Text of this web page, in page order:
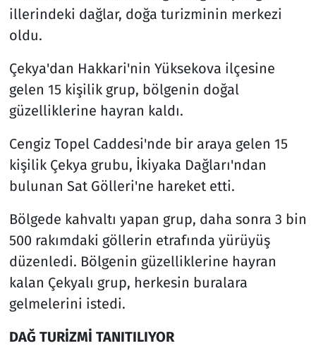
illerindeki dağlar, doğa turizminin merkezi
oldu.
Çekya'dan Hakkari'nin Yüksekova ilçesine
gelen 15 kişilik grup, bölgenin doğal
güzelliklerine hayran kaldı.
Cengiz Topel Caddesi'nde bir araya gelen 15
kişilik Çekya grubu, İkiyaka Dağları'ndan
bulunan Sat Gölleri'ne hareket etti.
Bölgede kahvaltı yapan grup, daha sonra 3 bin
500 rakımdaki göllerin etrafında yürüyüş
düzenledi. Bölgenin güzelliklerine hayran
kalan Çekyalı grup, herkesin buralara
gelmelerini istedi.
DAĞ TURİZMİ TANITILIYOR
Seçim 2023
Teknoloji ve Bilim